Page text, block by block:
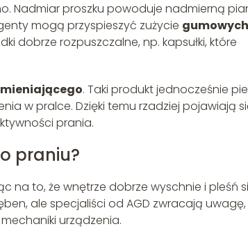
Nadmiar proszku powoduje nadmierną
mogą przyspieszyć zużycie gumowych
dobrze rozpuszczalne, np. kapsułki, które
. Taki produkt jednocześnie
w pralce. Dzięki temu rzadziej pojawiają
prania.
praniu?
na to, że wnętrze dobrze wyschnie i pleśń
ale specjaliści od AGD zwracają uwagę,
urządzenia.